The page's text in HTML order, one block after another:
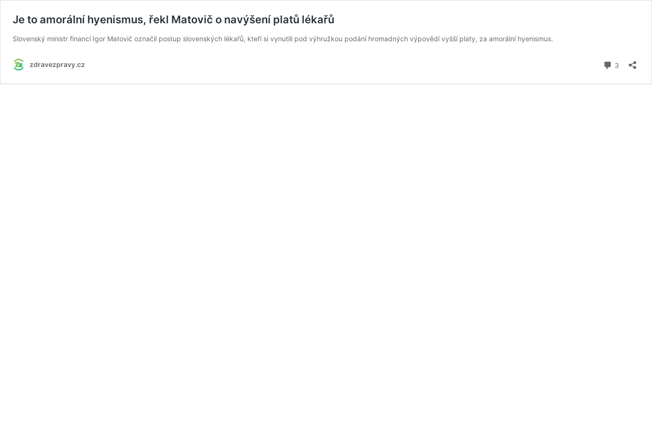
Je to amorální hyenismus, řekl Matovič o navýšení platů lékařů
Slovenský ministr financí Igor Matovič označil postup slovenských lékařů, kteří si vynutili pod výhružkou podání hromadných výpovědí vyšší platy, za amorální hyenismus.
zdravezpravy.cz 3 komentáře